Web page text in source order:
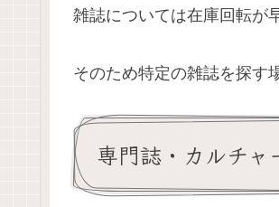
雑誌については在庫回転が
そのため特定の雑誌を探す
専門誌・カルチ